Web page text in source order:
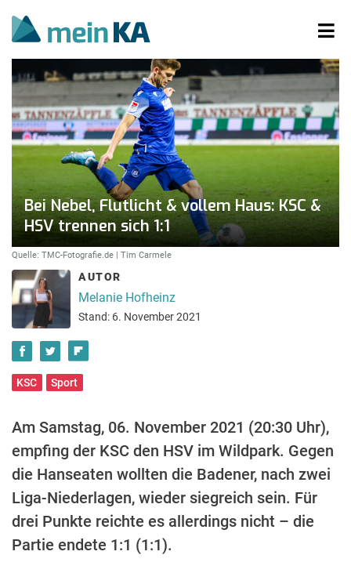
Bei Nebel, Flutlicht & vollem Haus: KSC &
HSV trennen sich 1:1
Quelle: TMC-Fotografie.de | Tim Carmele
AUTOR
Melanie Hofheinz
Stand: 6. November 2021
KSC Sport
Am Samstag, 06. November 2021 (20:30 Uhr),
empfing der KSC den HSV im Wildpark. Gegen
die Hanseaten wollten die Badener, nach zwei
Liga-Niederlagen, wieder siegreich sein. Für
drei Punkte reichte es allerdings nicht – die
Partie endete 1:1 (1:1).